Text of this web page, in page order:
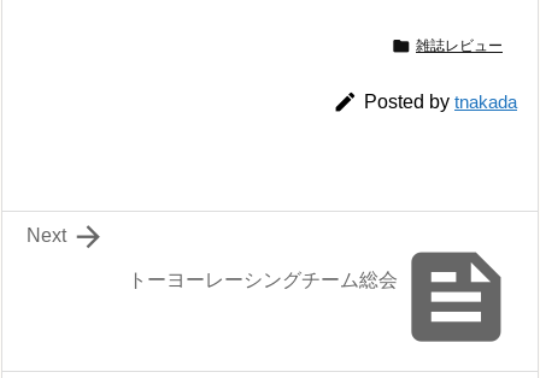
 雑誌レビュー
 Posted by tnakada

トーヨーレーシングチーム総会

Next